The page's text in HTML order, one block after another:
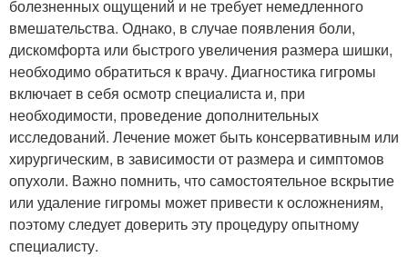
болезненных ощущений и не требует немедленного
вмешательства. Однако, в случае появления боли,
дискомфорта или быстрого увеличения размера шишки,
необходимо обратиться к врачу. Диагностика гигромы
включает в себя осмотр специалиста и, при
необходимости, проведение дополнительных
исследований. Лечение может быть консервативным или
хирургическим, в зависимости от размера и симптомов
опухоли. Важно помнить, что самостоятельное вскрытие
или удаление гигромы может привести к осложнениям,
поэтому следует доверить эту процедуру опытному
специалисту.